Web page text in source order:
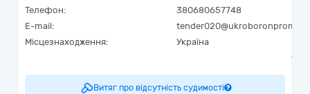
Телефон:
380680657748
E-mail:
Місцезнаходження:
Україна
Витяг про відсутність судимості